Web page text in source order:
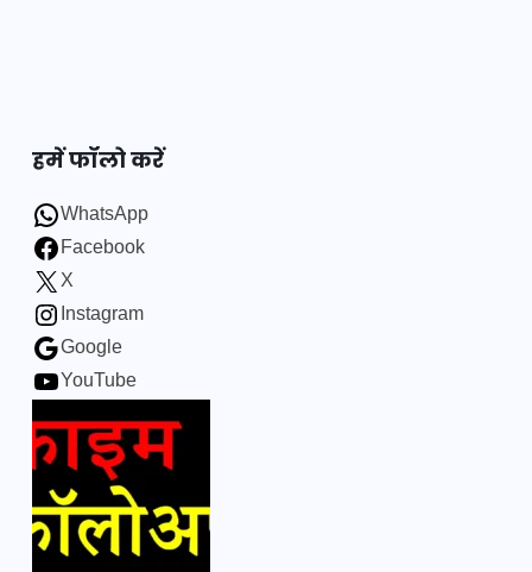
हमें फॉलो करें
WhatsApp
Facebook
X
Instagram
Google
YouTube